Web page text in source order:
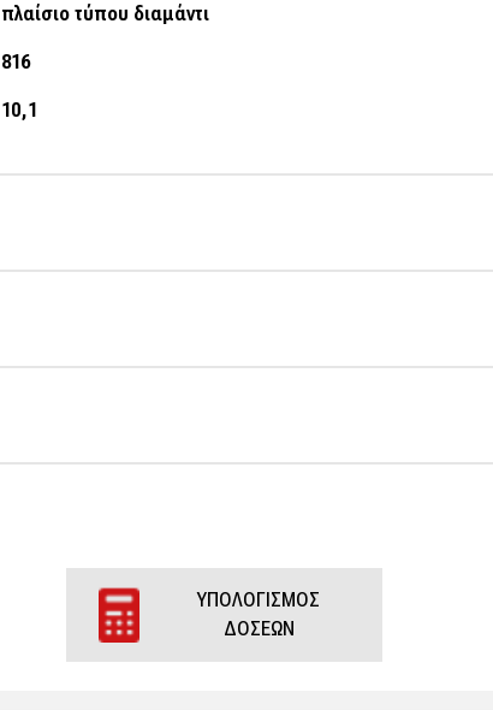
πλαίσιο τύπου διαμάντι
816
10,1
ΥΠΟΛΟΓΙΣΜΟΣ
ΔΟΣΕΩΝ